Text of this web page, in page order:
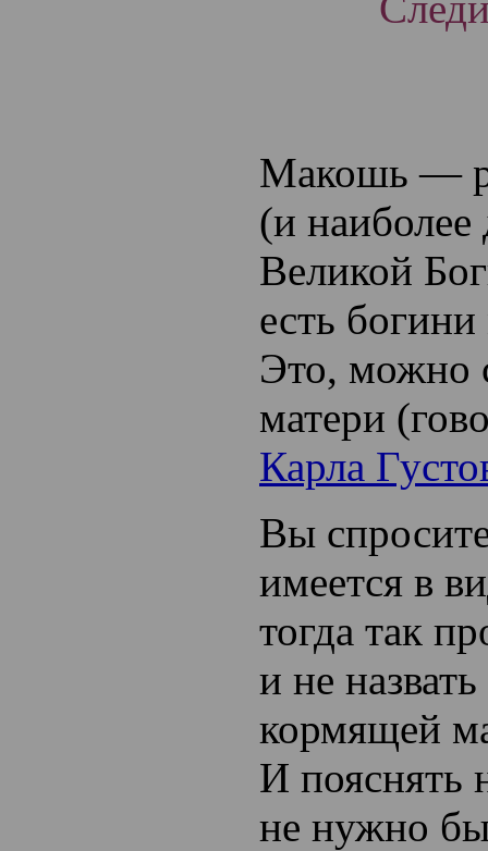
Макошь —
(и наиболее
Великой
есть
Это, можно
матери
Карла
Вы
имеется в
тогда так
и не
кормящей
И пояснять
не нужно